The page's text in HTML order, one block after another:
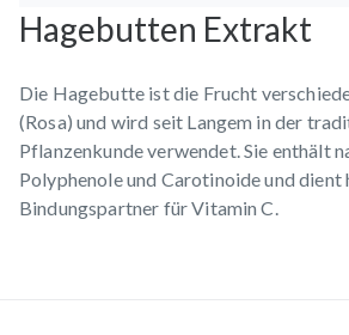
Hagebutten Extrakt
Die Hagebutte ist die Frucht
(Rosa) und wird seit Langem in der
Pflanzenkunde verwendet. Sie enthält
Polyphenole und Carotinoide und dient
Bindungspartner für Vitamin C.